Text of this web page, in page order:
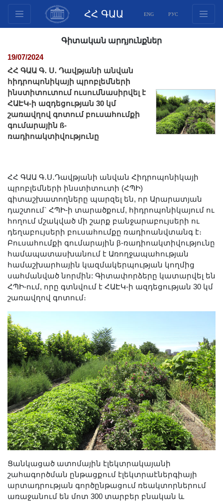
ՀՀ ԳԱԱ ENG РУС
Փաստաթղթեր
Ինովացիոն առաջարկներ
Հրատարակություններ
Հիմնադրամներ
Գիտաժողովներ
համագործակցություն
Երիտասարդական
ծրագրեր
Լուսանկարներ
Տեսադարան
Վեբ ռեսուրսներ
Այլ ակադեմիաներ
«Գիտություն» թերթ
«Գիտության աշխարհում»
հանդես
Հրապարակումներ
մամուլում
Ազդեր
Հոբելյաններ
Համալսարաններ
Նորություններ
Գիտական արդյունքներ
Սփյուռքի գիտնականները
Երիտասարդ գիտնականի
ամբիոն
Մեր երախտավորները
Հայտարարություններ
Գիտական արդյունքներ
19/07/2024
ՀՀ ԳԱԱ Գ․ Ս․ Դավթյանի անվան
հիդրոպոնիկայի պրոբլեմների
ինստիտուտում ուսումնասիրվել է
ՀԱԷԿ-ի ազդեցության 30 կմ
շառավղով գոտում բուսահումքի
գումարային ß-
ռադիոակտիվությունը
ՀՀ ԳԱԱ Գ․Ս․Դավթյանի անվան Հիդրոպոնիկայի
պրոբլեմների ինստիտուտի (ՀՊԻ)
գիտաշխատողները պարզել են, որ Արարատյան
դաշտում` ՀՊԻ-ի տարածքում, հիդրոպոնիկայում ու
հողում մշակված մի շարք բանջարաբույսերի ու
դեղաբույսերի բուսահումքը ռադիոանվտանգ է։
Բուսահումքի գումարային β-ռադիոակտիվությունը
համապատասխանում է Առողջապահության
համաշխարհային կազմակերպության կողմից
սահմանված նորմին: Գիտափորձերը կատարվել են
ՀՊԻ-ում, որը գտնվում է ՀԱԷԿ-ի ազդեցության 30 կմ
շառավղով գոտում։
Ցանկացած ատոմային էլեկտրակայանի
շահագործման ընթացքում էլեկտրաէներգիայի
արտադրության գործընթացում ռեակտորներում
առաջանում են մոտ 300 տարբեր բնական և